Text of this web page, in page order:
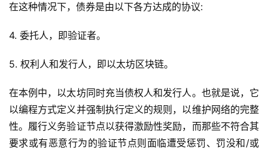
在这种情况下，债券是由以下各方达成的协议:
4. 委托人，即验证者。
5. 权利人和发行人，即以太坊区块链。
在本例中，以太坊同时充当债权人和发行人。也就是说，它
以编程方式定义并强制执行定义的规则，以维护网络的完整
性。履行义务验证节点以获得激励性奖励，而那些不符合其
要求或有恶意行为的验证节点则面临遭受惩罚、罚没和/或